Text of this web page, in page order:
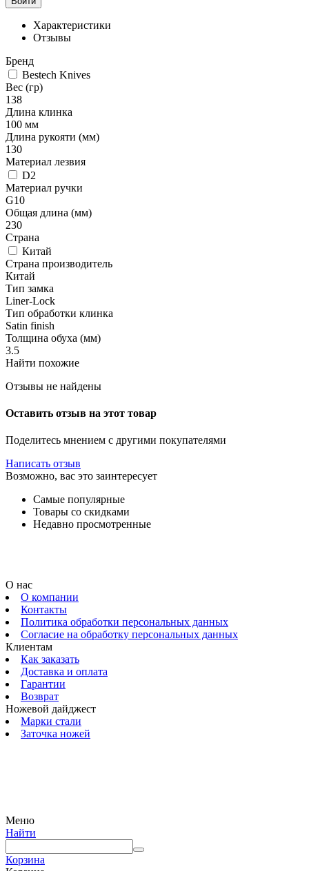
Характеристики
Отзывы
Бренд
Bestech Knives
Вес (гр)
138
Длина клинка
100 мм
Длина рукояти (мм)
130
Материал лезвия
D2
Материал ручки
G10
Общая длина (мм)
230
Страна
Китай
Страна производитель
Китай
Тип замка
Liner-Lock
Тип обработки клинка
Satin finish
Толщина обуха (мм)
3.5
Найти похожие
Отзывы не найдены
Оставить отзыв на этот товар
Поделитесь мнением с другими покупателями
Написать отзыв
Возможно, вас это заинтересует
Самые популярные
Товары со скидками
Недавно просмотренные
О нас
О компании
Контакты
Политика обработки персональных данных
Согласие на обработку персональных данных
Клиентам
Как заказать
Доставка и оплата
Гарантии
Возврат
Ножевой дайджест
Марки стали
Заточка ножей
Меню
Найти
Корзина